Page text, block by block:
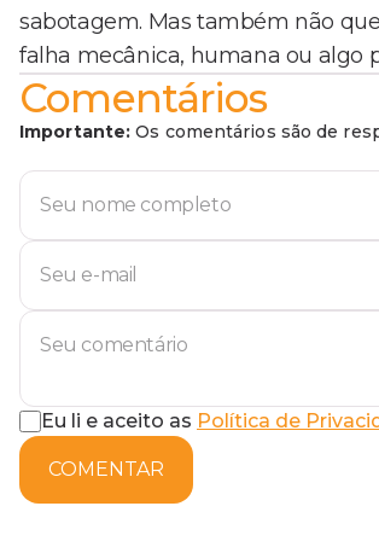
sabotagem. Mas também não
falha mecânica, humana ou algo
Comentários
Importante: Os comentários são de
Eu li e aceito as Política de
COMENTAR